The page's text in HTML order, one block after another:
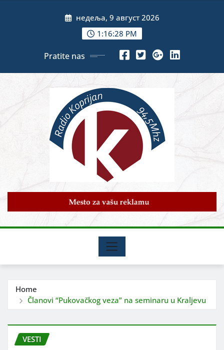
недеља, 9 август 2026
1:16:30 PM
Pratite nas
Home
Članovi “Pukovačkog veza” na seminaru u Kraljevu
VESTI